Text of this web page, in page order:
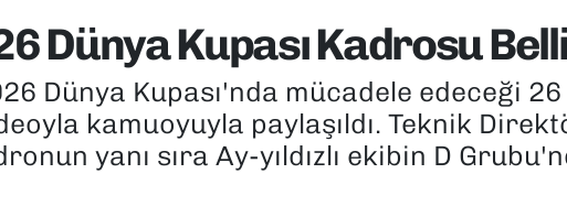
Dünya Kupası Kadrosu
Dünya Kupası'nda mücadele edeceği
kamuoyuyla paylaşıldı. Teknik
yanı sıra Ay-yıldızlı ekibin D